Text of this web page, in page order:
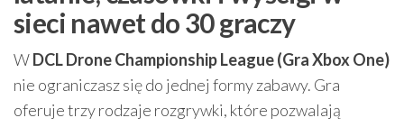
sieci nawet do 30 graczy
WDCL Drone Championship League (Gra Xbox One)
nie ograniczasz się do jednej formy zabawy. Gra
oferuje trzy rodzaje rozgrywki, które pozwalają